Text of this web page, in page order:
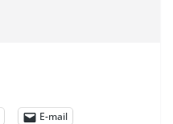
E-mail